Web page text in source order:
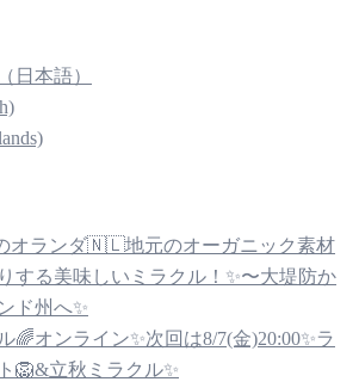
日本語）
オランダ🇳🇱地元のオーガニック素材
する美味しいミラクル！✨〜大堤防か
ド州へ✨
🌈オンライン✨次回は8/7(金)20:00✨ラ
🦁&立秋ミラクル✨